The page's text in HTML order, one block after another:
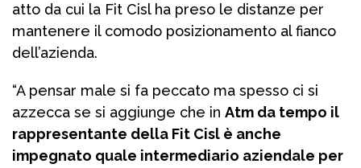
atto da cui la Fit Cisl ha preso le distanze per
mantenere il comodo posizionamento al fianco
dell’azienda.
“A pensar male si fa peccato ma spesso ci si
azzecca se si aggiunge che in Atm da tempo il
rappresentante della Fit Cisl è anche
impegnato quale intermediario aziendale per